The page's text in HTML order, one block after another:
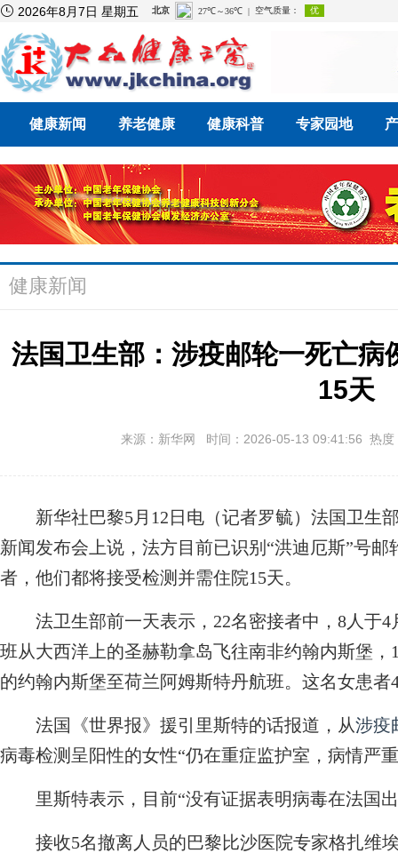
 2026年8月7日 星期五
健康新闻 养老健康 健康科普 专家园地
健康新闻
法国卫生部：涉疫邮轮一死亡病
15天
来源：新华网 时间：2026-05-13 09:41:56 热
新华社巴黎5月12日电（记者罗毓）法国卫生部
新闻发布会上说，法方目前已识别“洪迪厄斯”号
者，他们都将接受检测并需住院15天。
法卫生部前一天表示，22名密接者中，8人于4
班从大西洋上的圣赫勒拿岛飞往南非约翰内斯堡
的约翰内斯堡至荷兰阿姆斯特丹航班。这名女患者
法国《世界报》援引里斯特的话报道，从涉疫
病毒检测呈阳性的女性“仍在重症监护室，病情严
里斯特表示，目前“没有证据表明病毒在法国出
接收5名撤离人员的巴黎比沙医院专家格扎维埃